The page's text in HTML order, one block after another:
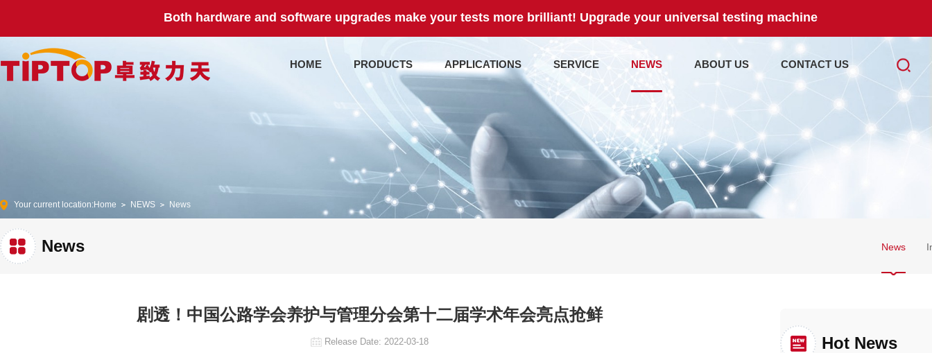
Both hardware and software upgrades make your tests more brilliant! Upgrade your universal testing machine
HOME PRODUCTS APPLICATIONS SERVICE NEWS ABOUT US CONTACT US
Your current location:Home NEWS News
News News
剧透！中国公路学会养护与管理分会第十二届学术年会亮点抢鲜
Release Date: 2022-03-18 Hot News